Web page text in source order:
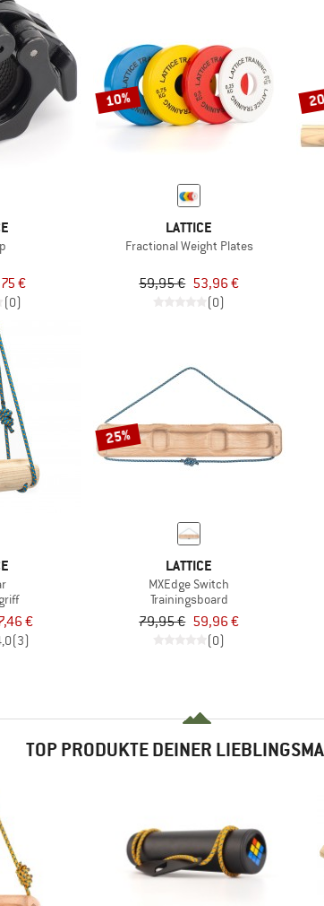
€
(0)
10%
LATTICE
Fractional Weight Plates
59,95 € 53,96 €
(0)
€
(3)
25%
LATTICE
MXEdge Switch
Trainingsboard
79,95 € 59,96 €
(0)
TOP PRODUKTE DEINER